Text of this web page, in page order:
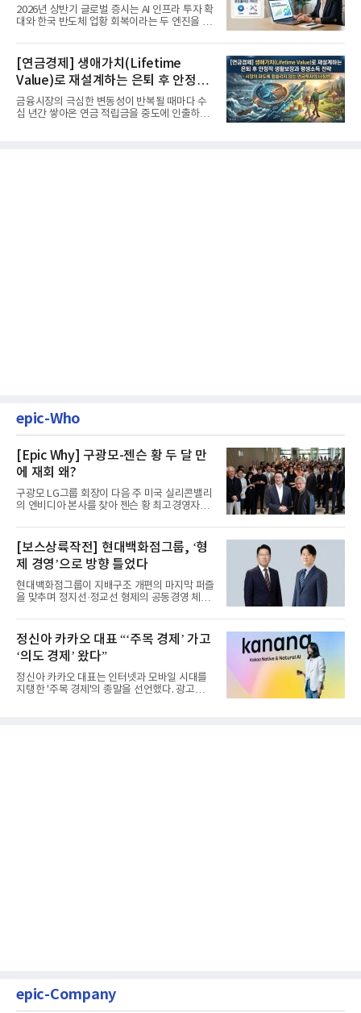
'실적'이 가르는 하반기를 맞다
2026년 상반기 글로벌 증시는 AI 인프라 투자 확
대와 한국 반도체 업황 회복이라는 두 엔진을 달
[연금경제] 생애가치(Lifetime
Value)로 재설계하는 은퇴 후 안정적
생활보장과 평생소득 전략
금융시장의 극심한 변동성이 반복될 때마다 수
십 년간 쌓아온 연금 적립금을 중도에 인출하거
epic-Who
[Epic Why] 구광모-젠슨 황 두 달 만
에 재회 왜?
구광모 LG그룹 회장이 다음 주 미국 실리콘밸리
의 엔비디아 본사를 찾아 젠슨 황 최고경영자
[보스상륙작전] 현대백화점그룹, ‘형
제 경영’으로 방향 틀었다
현대백화점그룹이 지배구조 개편의 마지막 퍼즐
을 맞추며 정지선·정교선 형제의 공동경영 체제
정신아 카카오 대표 “‘주목 경제’ 가고
‘의도 경제’ 왔다”
정신아 카카오 대표는 인터넷과 모바일 시대를
지탱한 '주목 경제'의 종말을 선언했다. 광고를
epic-Company